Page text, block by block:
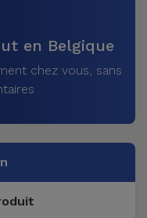
en Belgique
chez vous, sans